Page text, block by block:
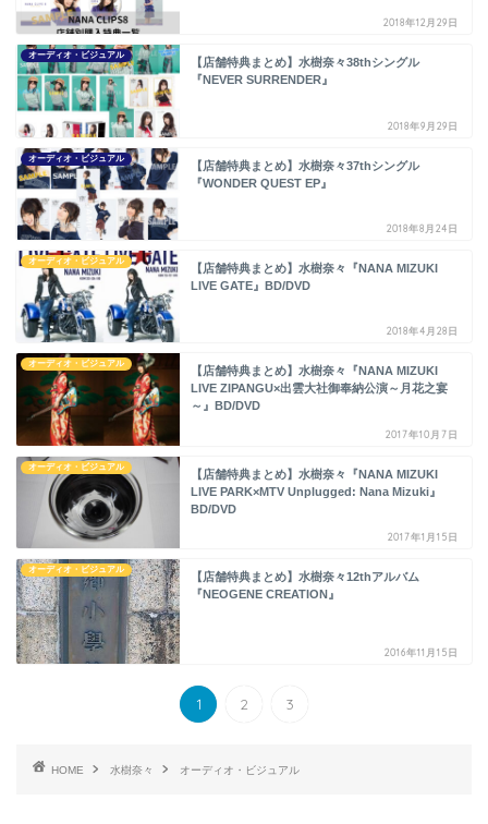
2018年12月29日
オーディオ・ビジュアル
【店舗特典まとめ】水樹奈々38thシングル
『NEVER SURRENDER』
2018年9月29日
オーディオ・ビジュアル
【店舗特典まとめ】水樹奈々37thシングル
『WONDER QUEST EP』
2018年8月24日
オーディオ・ビジュアル
【店舗特典まとめ】水樹奈々『NANA MIZUKI
LIVE GATE』BD/DVD
2018年4月28日
オーディオ・ビジュアル
【店舗特典まとめ】水樹奈々『NANA MIZUKI
LIVE ZIPANGU×出雲大社御奉納公演～月花之宴
～』BD/DVD
2017年10月7日
オーディオ・ビジュアル
【店舗特典まとめ】水樹奈々『NANA MIZUKI
LIVE PARK×MTV Unplugged: Nana Mizuki』
BD/DVD
2017年1月15日
オーディオ・ビジュアル
【店舗特典まとめ】水樹奈々12thアルバム
『NEOGENE CREATION』
2016年11月15日
1 2 3
HOME 水樹奈々 オーディオ・ビジュアル